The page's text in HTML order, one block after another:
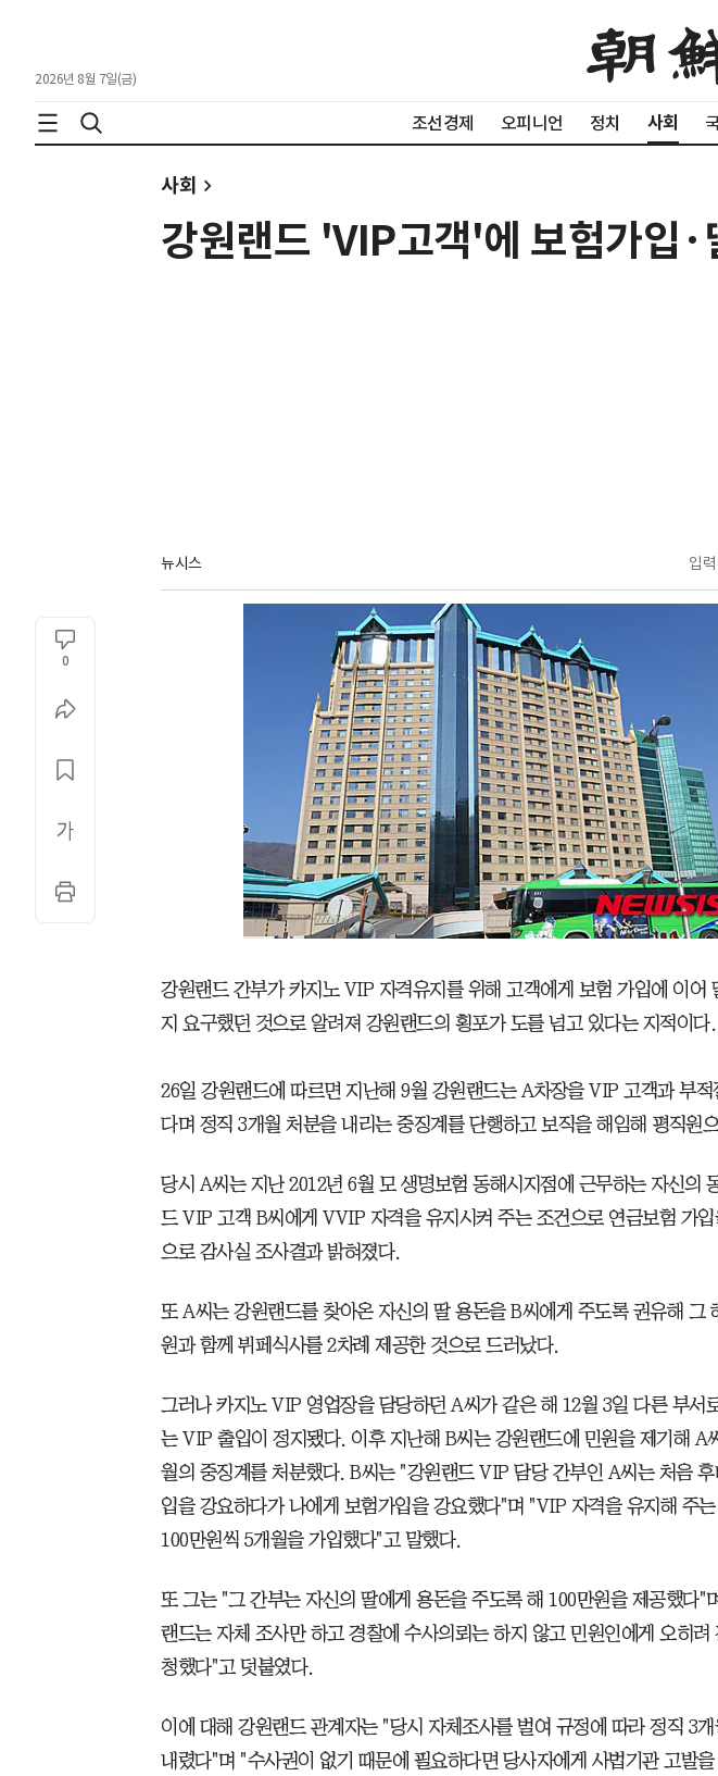
2026년 8월 7일(금)
조선경제 오피니언 정치 사회
사회
강원랜드 'VIP고객'에 보험가입·
뉴시스 입력
0
강원랜드 간부가 카지노 VIP 자격유지를 위해 고객에게 보험 가입에 이어
지 요구했던 것으로 알려져 강원랜드의 횡포가 도를 넘고 있다는 지적이다.
26일 강원랜드에 따르면 지난해 9월 강원랜드는 A차장을 VIP 고객과 부적
다며 정직 3개월 처분을 내리는 중징계를 단행하고 보직을 해임해 평직원
당시 A씨는 지난 2012년 6월 모 생명보험 동해시지점에 근무하는 자신의
드 VIP 고객 B씨에게 VVIP 자격을 유지시켜 주는 조건으로 연금보험 가
으로 감사실 조사결과 밝혀졌다.
또 A씨는 강원랜드를 찾아온 자신의 딸 용돈을 B씨에게 주도록 권유해 그
원과 함께 뷔페식사를 2차례 제공한 것으로 드러났다.
그러나 카지노 VIP 영업장을 담당하던 A씨가 같은 해 12월 3일 다른 부서
는 VIP 출입이 정지됐다. 이후 지난해 B씨는 강원랜드에 민원을 제기해 A
월의 중징계를 처분했다. B씨는 "강원랜드 VIP 담당 간부인 A씨는 처음
입을 강요하다가 나에게 보험가입을 강요했다"며 "VIP 자격을 유지해 주
100만원씩 5개월을 가입했다"고 말했다.
또 그는 "그 간부는 자신의 딸에게 용돈을 주도록 해 100만원을 제공했다"
랜드는 자체 조사만 하고 경찰에 수사의뢰는 하지 않고 민원인에게 오히려
청했다"고 덧붙였다.
이에 대해 강원랜드 관계자는 "당시 자체조사를 벌여 규정에 따라 정직 3
내렸다"며 "수사권이 없기 때문에 필요하다면 당사자에게 사법기관 고발